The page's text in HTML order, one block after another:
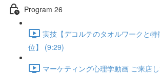
Program 26
実技【デコルテのタオルワークと
位】 (9:29)
マーケティング心理学動画 ご来店